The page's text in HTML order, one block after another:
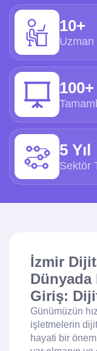
10+
Uzman
100+
5 Yıl
Sektör
İzmir
Dünyada
Giriş:
Günümüzün
işletmelerin
hayati bir